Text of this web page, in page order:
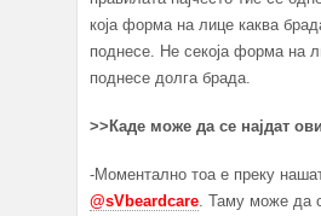
која форма на лице каква
поднесе. Не секоја форма на
поднесе долга брада.
>>Каде може да се најдат
-Моментално тоа е преку
@sVbeardcare . Таму може да